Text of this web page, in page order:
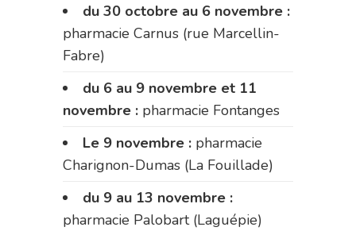
du 30 octobre au 6 novembre :
pharmacie Carnus (rue Marcellin-
Fabre)
du 6 au 9 novembre et 11
novembre : pharmacie Fontanges
Le 9 novembre : pharmacie
Charignon-Dumas (La Fouillade)
du 9 au 13 novembre :
pharmacie Palobart (Laguépie)